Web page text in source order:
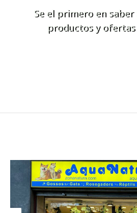
Se el primero en
productos y ofertas